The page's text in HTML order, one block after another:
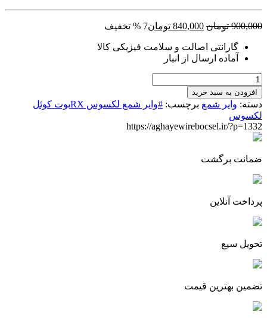
900,000 تومان قیمت
900,000 تومان
بود.
840,000 تومان7 % تخفیف
840,000 تومان.گارانتی اصالت و سلامت فیزیکی کالا
آماده ارسال از انبار
بوت
سر
کوئل(وایر
شمع)
لکسوس
Rx
افزودن به سبد خرید
دسته: وایر شمع برچسب:
#وایر شمع لکسوس RXبوت کوئل
لکسوس
https://aghayewirebocsel.ir/?p=1332
ضمانت برگشت
پرداخت آنلاین
تحویل سیع
تضمین بهترین قیمت